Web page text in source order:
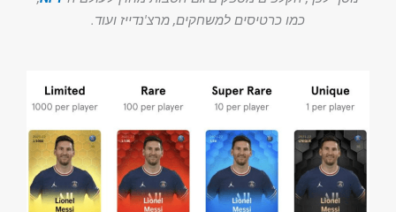
כמו כרטיסים למשחקים, מרצ'נדייז ועוד.